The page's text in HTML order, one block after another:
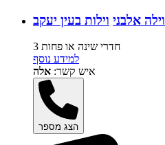
וילה אלבני וילות בעין יעקב
3 חדרי שינה או פחות
למידע נוסף
איש קשר: אלה
הצג מספר